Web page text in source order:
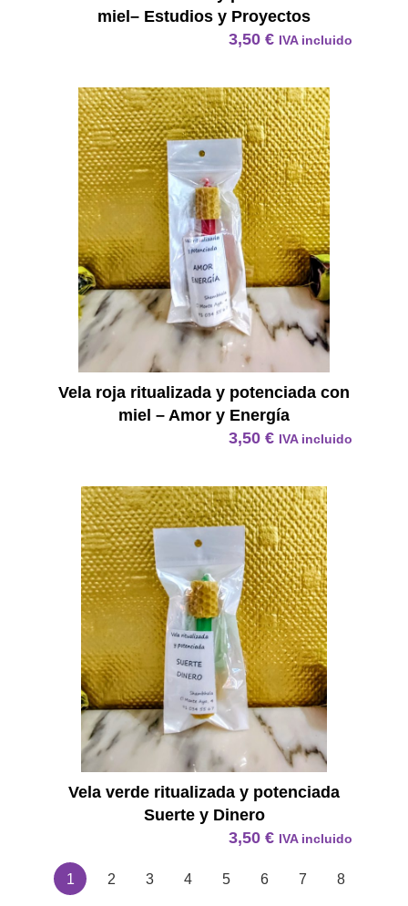
miel– Estudios y Proyectos
3,50 € IVA incluido
Vela roja ritualizada y potenciada con
miel – Amor y Energía
3,50 € IVA incluido
Vela verde ritualizada y potenciada
Suerte y Dinero
3,50 € IVA incluido
1 2 3 4 5 6 7 8